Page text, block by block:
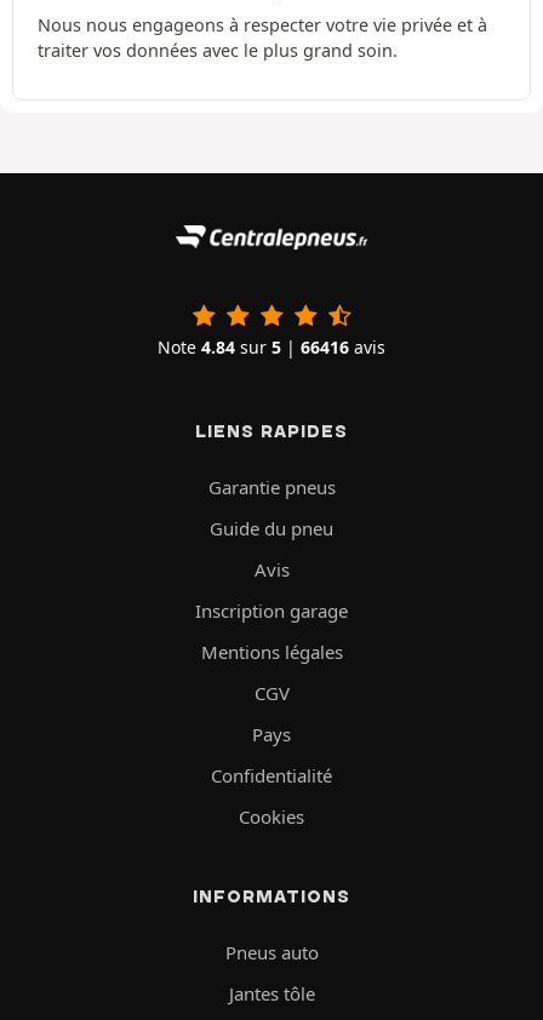
Nous nous engageons à respecter votre vie privée et à
traiter vos données avec le plus grand soin.
Note 4.84 sur 5 | 66416 avis
LIENS RAPIDES
Garantie pneus
Guide du pneu
Avis
Inscription garage
Mentions légales
CGV
Pays
Confidentialité
Cookies
INFORMATIONS
Pneus auto
Jantes tôle